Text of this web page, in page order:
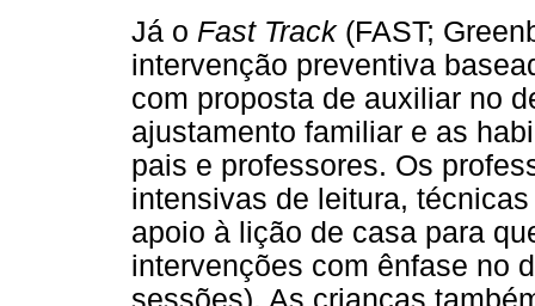
Já o Fast Track (FAST;
intervenção preventiva
com proposta de auxiliar no
ajustamento familiar e as
pais e professores. Os
intensivas de leitura,
apoio à lição de casa para
intervenções com ênfase no